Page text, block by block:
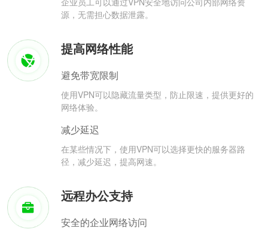
源，无需担心数据泄露。
提高网络性能
避免带宽限制
使用VPN可以隐藏流量类型，防止限速，提供更好的
网络体验。
减少延迟
在某些情况下，使用VPN可以选择更快的服务器路
径，减少延迟，提高网速。
远程办公支持
安全的企业网络访问